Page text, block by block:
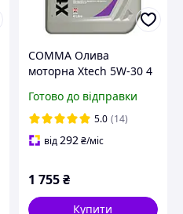
COMMA Олива
моторна Xtech 5W-30 4
Готово до відправки
5.0 (14)
від292₴/міс
1 755₴
Купити